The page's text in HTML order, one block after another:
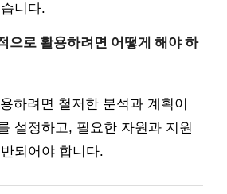
니다.
으로 활용하려면 어떻게 해야 하
하려면 철저한 분석과 계획이
설정하고, 필요한 자원과 지원
되어야 합니다.